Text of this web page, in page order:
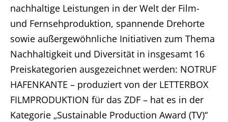
nachhaltige Leistungen in der Welt der Film-
und Fernsehproduktion, spannende Drehorte
sowie außergewöhnliche Initiativen zum Thema
Nachhaltigkeit und Diversität in insgesamt 16
Preiskategorien ausgezeichnet werden: NOTRUF
HAFENKANTE – produziert von der LETTERBOX
FILMPRODUKTION für das ZDF – hat es in der
Kategorie „Sustainable Production Award (TV)“